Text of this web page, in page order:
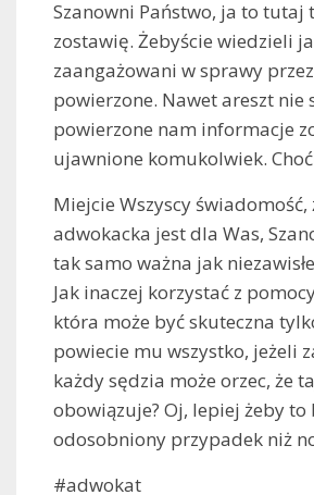
Szanowni Państwo, ja to tutaj
zostawię. Żebyście wiedzieli
zaangażowani w sprawy
powierzone. Nawet areszt nie
powierzone nam informacje
ujawnione komukolwiek.
Miejcie Wszyscy świadomość,
adwokacka jest dla Was,
tak samo ważna jak
Jak inaczej korzystać z
która może być skuteczna
powiecie mu wszystko, jeżeli
każdy sędzia może orzec, że
obowiązuje? Oj, lepiej żeby to
odosobniony przypadek niż
#adwokat